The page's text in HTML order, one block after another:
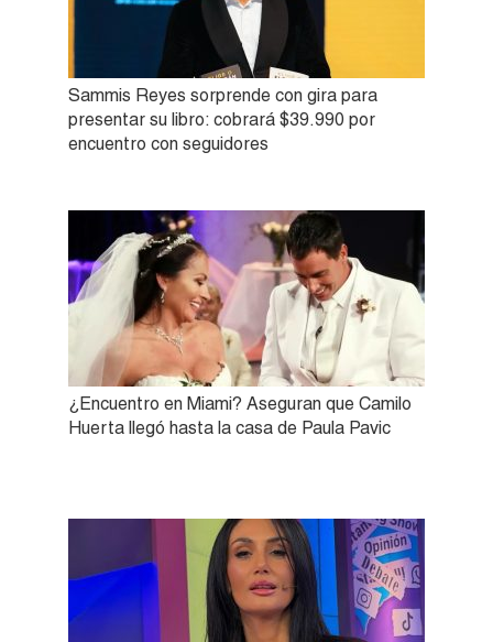
Sammis Reyes sorprende con gira para
presentar su libro: cobrará $39.990 por
encuentro con seguidores
¿Encuentro en Miami? Aseguran que Camilo
Huerta llegó hasta la casa de Paula Pavic